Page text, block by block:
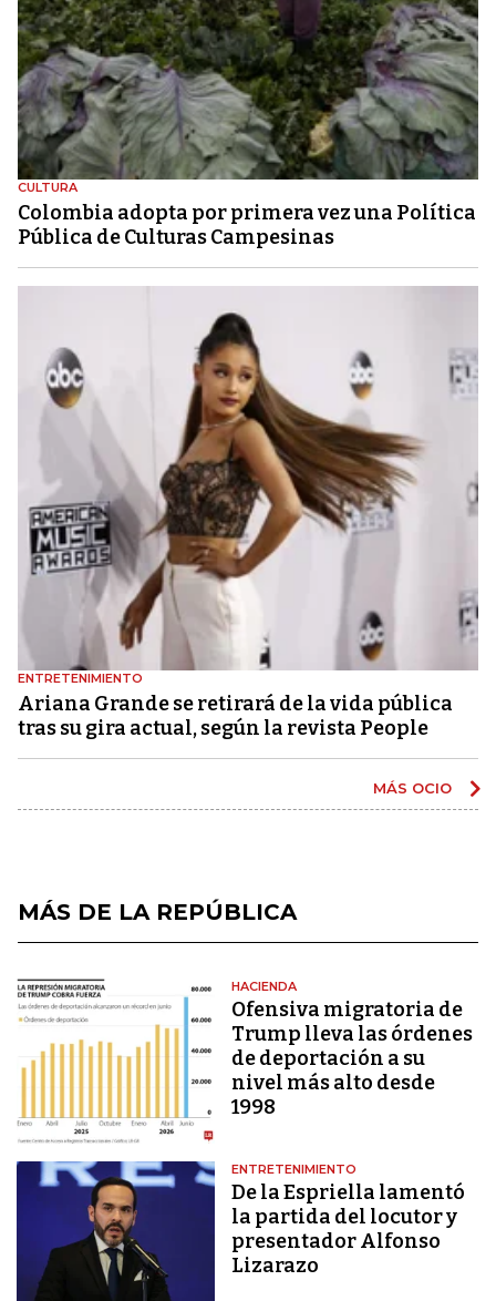
CULTURA
Colombia adopta por primera vez una Política
Pública de Culturas Campesinas
ENTRETENIMIENTO
Ariana Grande se retirará de la vida pública
tras su gira actual, según la revista People
MÁS OCIO
MÁS DE LA REPÚBLICA
HACIENDA
Ofensiva migratoria de
Trump lleva las órdenes
de deportación a su
nivel más alto desde
1998
ENTRETENIMIENTO
De la Espriella lamentó
la partida del locutor y
presentador Alfonso
Lizarazo